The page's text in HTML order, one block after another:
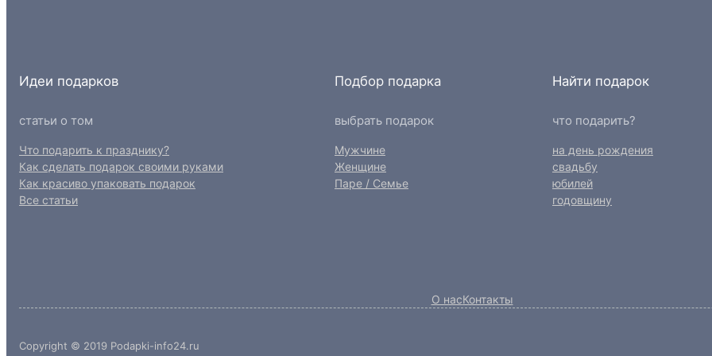
Идеи подарков
статьи о том
Что подарить к празднику?
Как сделать подарок своими руками
Как красиво упаковать подарок
Все статьи
Подбор подарка
выбрать подарок
Мужчине
Женщине
Паре / Семье
Найти подарок
что подарить?
на день рождения
свадьбу
юбилей
годовщину
О насКонтакты
Copyright © 2019 Podapki-info24.ru